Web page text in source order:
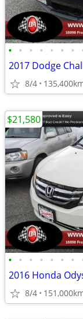
• • • • • • •
8/4
• • • • • • •
2016 Honda
8/4
$21,580